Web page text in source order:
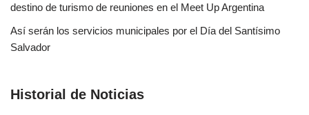
destino de turismo de reuniones en el Meet Up Argentina
Así serán los servicios municipales por el Día del Santísimo
Salvador
Historial de Noticias